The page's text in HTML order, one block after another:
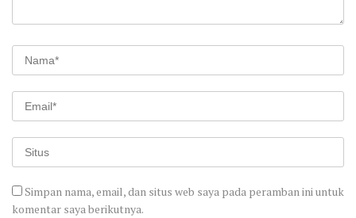
Simpan nama, email, dan situs web saya pada peramban ini untuk
komentar saya berikutnya.